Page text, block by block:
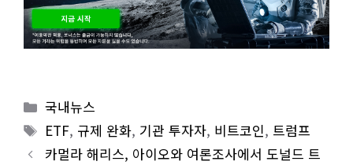
Categories
국내뉴스
Tags
ETF, 규제 완화, 기관 투자자, 비트코인, 트럼프
카멀라 해리스, 아이오와 여론조사에서 도널드 트